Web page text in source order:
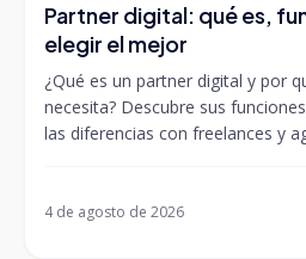
Partner digital: qué es,
elegir el mejor
¿Qué es un partner digital y por
necesita? Descubre sus
las diferencias con freelances y
4 de agosto de 2026